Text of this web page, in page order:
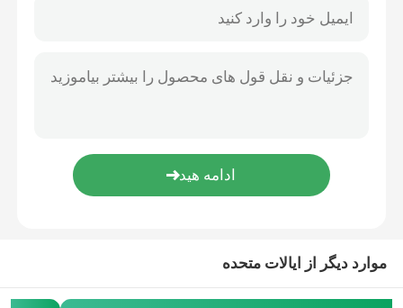
گیرنده Futaba S Fhss
گیرنده سریع فوتابا 2.4 گیگاهرتز
موارد دیگر از ایالات متحده